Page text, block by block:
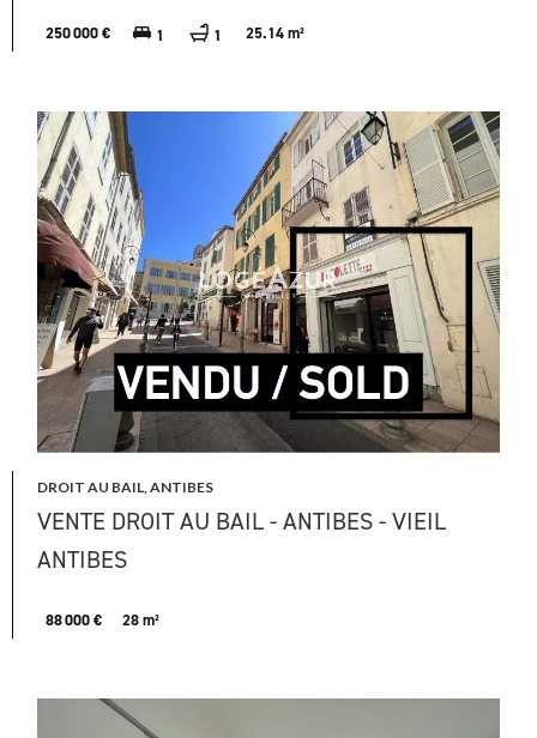
250 000 € 1 1 25.14 m²
DROIT AU BAIL, ANTIBES
VENTE DROIT AU BAIL - ANTIBES - VIEIL
ANTIBES
88 000 € 28 m²